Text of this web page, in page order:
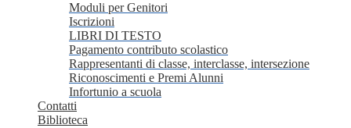
Moduli per Genitori
Iscrizioni
LIBRI DI TESTO
Pagamento contributo scolastico
Rappresentanti di classe, interclasse, intersezione
Riconoscimenti e Premi Alunni
Infortunio a scuola
Contatti
Biblioteca